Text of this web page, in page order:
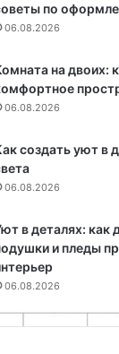
по
06.08.2026
на двоих:
06.08.2026
создать уют в
06.08.2026
в деталях: как
и пледы
06.08.2026